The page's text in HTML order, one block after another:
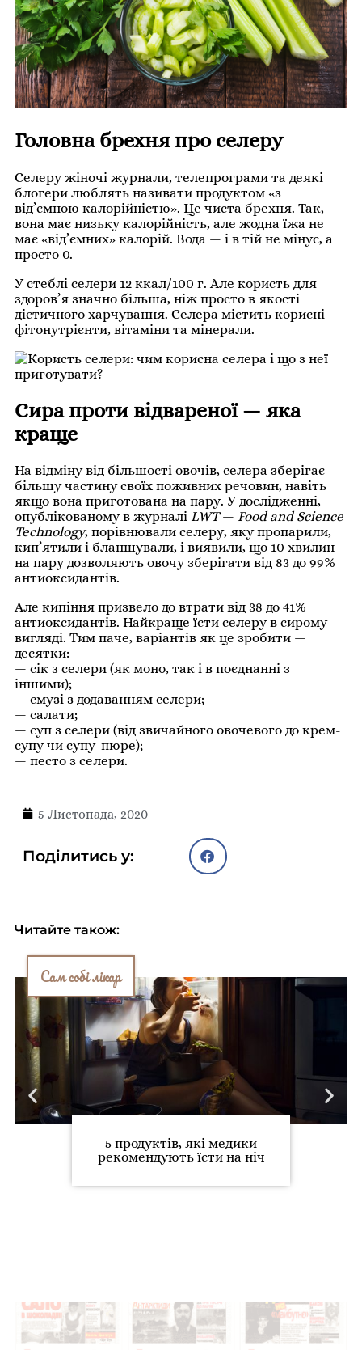
Головна брехня про селеру
Селеру жіночі журнали, телепрограми та деякі
блогери люблять називати продуктом «з
від’ємною калорійністю». Це чиста брехня. Так,
вона має низьку калорійність, але жодна їжа не
має «від’ємних» калорій. Вода — і в тій не мінус, а
просто 0.
У стеблі селери 12 ккал/100 г. Але користь для
здоров’я значно більша, ніж просто в якості
дієтичного харчування. Селера містить корисні
фітонутрієнти, вітаміни та мінерали.
Сира проти відвареної — яка
краще
На відміну від більшості овочів, селера зберігає
більшу частину своїх поживних речовин, навіть
якщо вона приготована на пару. У дослідженні,
опублікованому в журналі LWT— Food and Science
Technology, порівнювали селеру, яку пропарили,
кип’ятили і бланшували, і виявили, що 10 хвилин
на пару дозволяють овочу зберігати від 83 до 99%
антиоксидантів.
Але кипіння призвело до втрати від 38 до 41%
антиоксидантів. Найкраще їсти селеру в сирому
вигляді. Тим паче, варіантів як це зробити —
десятки:
— сік з селери (як моно, так і в поєднанні з
іншими);
— смузі з додаванням селери;
— салати;
— суп з селери (від звичайного овочевого до крем-
супу чи супу-пюре);
— песто з селери.
5 Листопада, 2020
Поділитись у:
Читайте також:
Сам собі лікар
5 продуктів, які медики
рекомендують їсти на ніч